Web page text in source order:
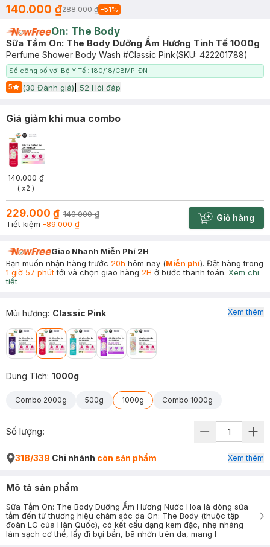
140.000 ₫288.000 ₫ -51%
On: The Body
Sữa Tắm On: The Body Dưỡng Ẩm Hương Tinh Tế 1000g
Perfume Shower Body Wash #Classic Pink(SKU: 422201788)
Số công bố với Bộ Y Tế : 180/18/CBMP-ĐN
5
Start Icon
(30 Đánh giá) 52 Hỏi đáp
Giá giảm khi mua combo
140.000 ₫
( x2 )
229.000 ₫ 140.000 ₫
Tiết kiệm -89.000 ₫ Cart plus
Giỏ hàng
Giao Nhanh Miễn Phí 2H
Bạn muốn nhận hàng trước 20h hôm nay (Miễn phí). Đặt hàng trong
1 giờ 57 phúttới và chọn giao hàng 2H ở bước thanh toán. Xem chi
tiết
Mùi hương: Classic Pink
Dung Tích: 1000g
Combo 2000g 500g 1000g Combo 1000g
Xem thêm
Số lượng:
318/339 Chi nhánh còn sản phẩm Xem thêm
Mô tả sản phẩm
Sữa Tắm On: The Body Dưỡng Ẩm Hương Nước Hoa là dòng sữa
tắm đến từ thương hiệu chăm sóc da On: The Body (thuộc tập
đoàn LG của Hàn Quốc), có kết cấu dạng kem đặc, nhẹ nhàng
làm sạch cơ thể, lấy đi bụi bẩn, bã nhờn trên da, mang l